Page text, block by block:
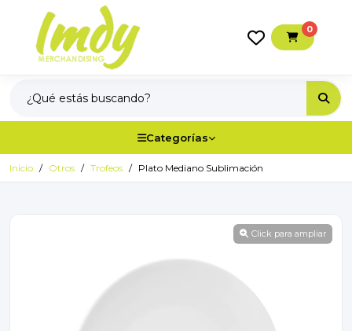
0
Categorías
Inicio Otros Trofeos Plato Mediano Sublimación
Click para ampliar